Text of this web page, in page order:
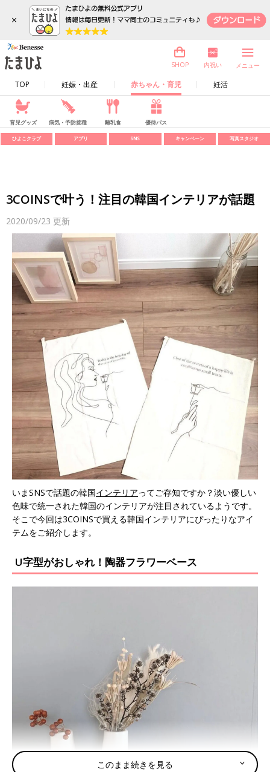
×
TOP 妊娠・出産 赤ちゃん・育児 妊活
SHOP 内祝い メニュー
育児グッズ 病気・予防接種 離乳食 優待パス
ひよこクラブ アプリ SNS キャンペーン 写真スタジオ
3COINSで叶う！注目の韓国インテリアが話題
2020/09/23 更新
いまSNSで話題の韓国インテリアってご存知ですか？淡い優しい
色味で統一された韓国のインテリアが注目されているようです。
そこで今回は3COINSで買える韓国インテリアにぴったりなアイ
テムをご紹介します。
U字型がおしゃれ！陶器フラワーベース
このまま続きを見る